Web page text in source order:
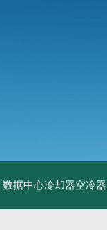
数据中心冷却器空冷器